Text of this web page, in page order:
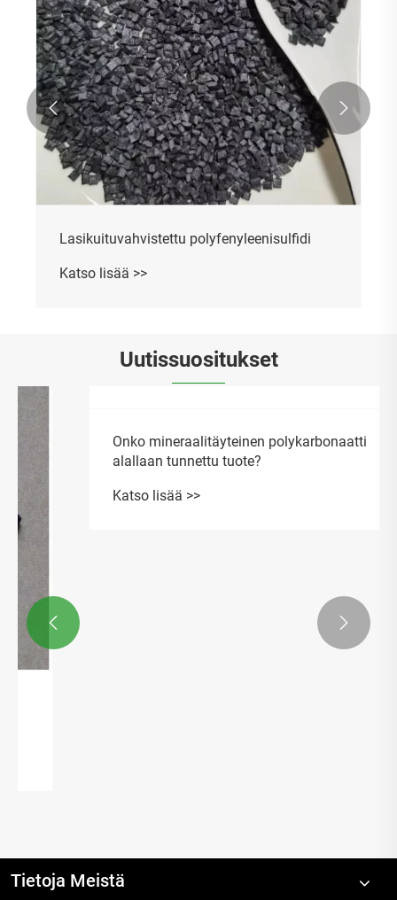
Lasikuituvahvistettu polyfenyleenisulfidi
Katso lisää >>
 
Uutissuositukset
 
Tietoja Meistä